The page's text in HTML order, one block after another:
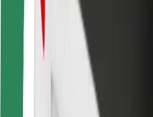
Aeroportos
Estações de carregamento
Ajuda
Para passageiros
Para motoristas